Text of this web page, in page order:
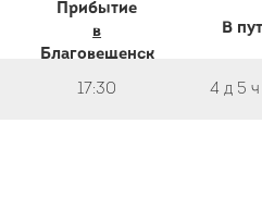
Прибытие
в
Благовещенск
В
17:30 4 д 5 ч